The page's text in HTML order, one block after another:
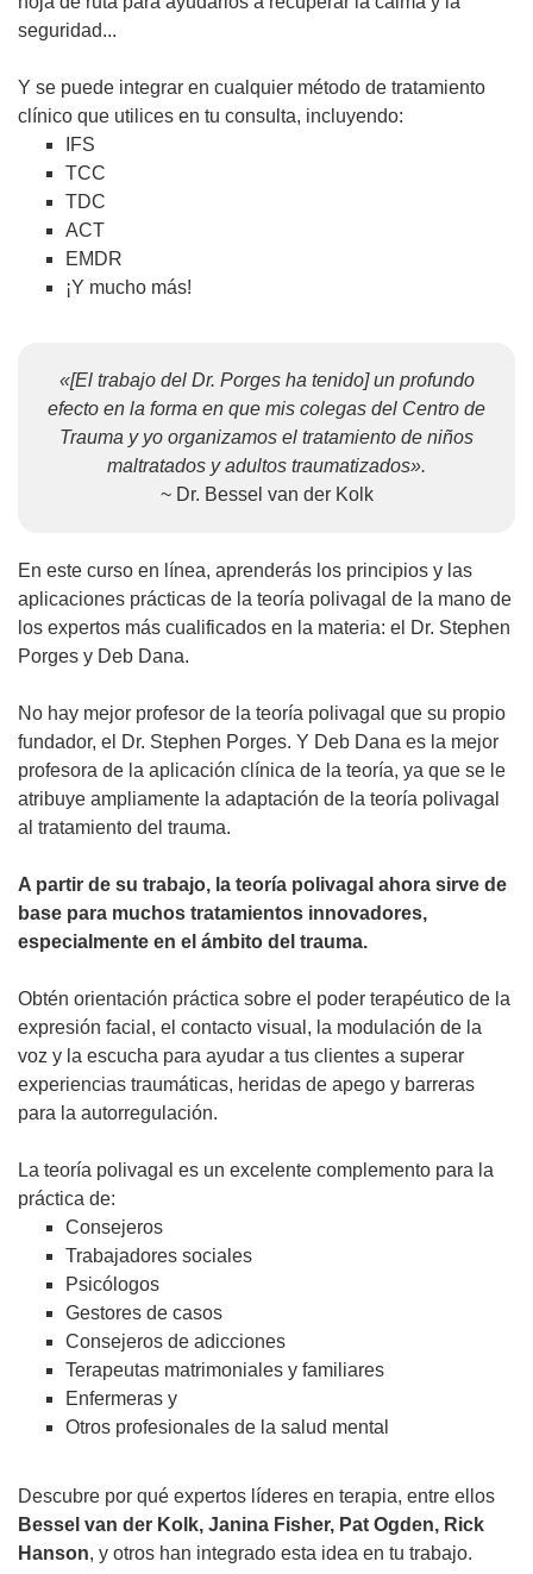
seguridad...
Y se puede integrar en cualquier método de tratamiento
clínico que utilices en tu consulta, incluyendo:
IFS
TCC
TDC
ACT
EMDR
¡Y mucho más!
«[El trabajo del Dr. Porges ha tenido] un profundo
efecto en la forma en que mis colegas del Centro de
Trauma y yo organizamos el tratamiento de niños
maltratados y adultos traumatizados».
~ Dr. Bessel van der Kolk
En este curso en línea, aprenderás los principios y las
aplicaciones prácticas de la teoría polivagal de la mano de
los expertos más cualificados en la materia: el Dr. Stephen
Porges y Deb Dana.
No hay mejor profesor de la teoría polivagal que su propio
fundador, el Dr. Stephen Porges. Y Deb Dana es la mejor
profesora de la aplicación clínica de la teoría, ya que se le
atribuye ampliamente la adaptación de la teoría polivagal
al tratamiento del trauma.
A partir de su trabajo, la teoría polivagal ahora sirve de
base para muchos tratamientos innovadores,
especialmente en el ámbito del trauma.
Obtén orientación práctica sobre el poder terapéutico de la
expresión facial, el contacto visual, la modulación de la
voz y la escucha para ayudar a tus clientes a superar
experiencias traumáticas, heridas de apego y barreras
para la autorregulación.
La teoría polivagal es un excelente complemento para la
práctica de:
Consejeros
Trabajadores sociales
Psicólogos
Gestores de casos
Consejeros de adicciones
Terapeutas matrimoniales y familiares
Enfermeras y
Otros profesionales de la salud mental
Descubre por qué expertos líderes en terapia, entre ellos
Bessel van der Kolk, Janina Fisher, Pat Ogden, Rick
Hanson, y otros han integrado esta idea en tu trabajo.